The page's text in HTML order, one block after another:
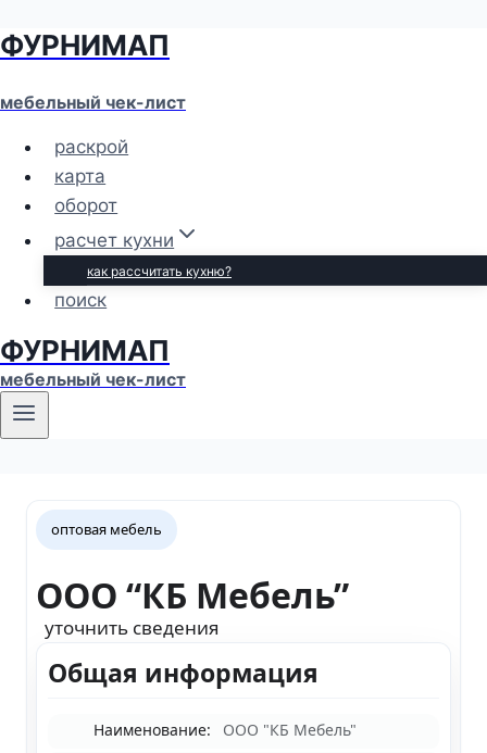
Перейти
содержимому
ФУРНИМАП
мебельный чек-лист
раскрой
карта
оборот
расчет кухни
как рассчитать кухню?
поиск
ФУРНИМАП
мебельный чек-лист
оптовая мебель
ООО “КБ Мебель”
уточнить сведения
Общая информация
Наименование:
ООО "КБ Мебель"